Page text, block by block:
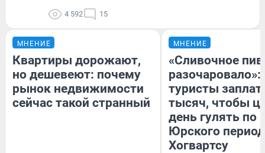
4 592 15
МНЕНИЕ
Квартиры дорожают,
но дешевеют: почему
рынок недвижимости
сейчас такой странный
МНЕНИЕ
«Сливочное
разочаровало»:
туристы
тысяч, чтобы
день гулять по
Юрского
Хогвартсу